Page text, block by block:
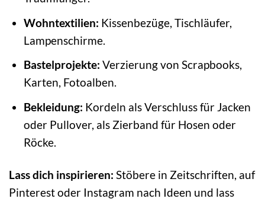
Wohntextilien: Kissenbezüge, Tischläufer,
Lampenschirme.
Bastelprojekte: Verzierung von Scrapbooks,
Karten, Fotoalben.
Bekleidung: Kordeln als Verschluss für Jacken
oder Pullover, als Zierband für Hosen oder
Röcke.
Lass dich inspirieren: Stöbere in Zeitschriften, auf
Pinterest oder Instagram nach Ideen und lass